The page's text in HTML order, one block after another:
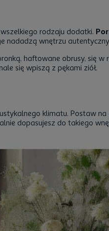
rodzaju dodatki.
nadadzą wnętrzu
haftowane obrusy, się w
się wpiszą z pękami ziół.
klimatu. Postaw na
dopasujesz do takiego